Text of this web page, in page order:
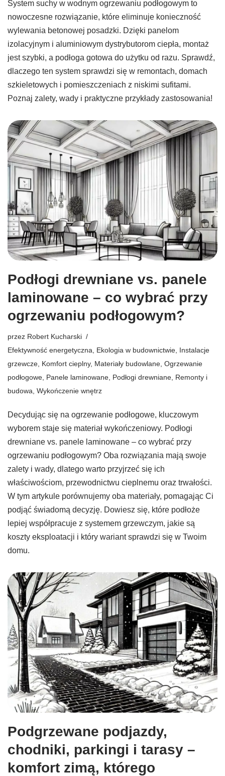
System suchy w wodnym ogrzewaniu podłogowym to
nowoczesne rozwiązanie, które eliminuje konieczność
wylewania betonowej posadzki. Dzięki panelom
izolacyjnym i aluminiowym dystrybutorom ciepła, montaż
jest szybki, a podłoga gotowa do użytku od razu. Sprawdź,
dlaczego ten system sprawdzi się w remontach, domach
szkieletowych i pomieszczeniach z niskimi sufitami.
Poznaj zalety, wady i praktyczne przykłady zastosowania!
Podłogi drewniane vs. panele
laminowane – co wybrać przy
ogrzewaniu podłogowym?
przez Robert Kucharski
Efektywność energetyczna
Ekologia w budownictwie Instalacje
grzewcze Komfort cieplny, Materiały budowlane Ogrzewanie
podłogowe Panele laminowane Podłogi drewniane Remonty i
budowa Wykończenie wnętrz
Decydując się na ogrzewanie podłogowe, kluczowym
wyborem staje się materiał wykończeniowy. Podłogi
drewniane vs. panele laminowane – co wybrać przy
ogrzewaniu podłogowym? Oba rozwiązania mają swoje
zalety i wady, dlatego warto przyjrzeć się ich
właściwościom, przewodnictwu cieplnemu oraz trwałości.
W tym artykule porównujemy oba materiały, pomagając Ci
podjąć świadomą decyzję. Dowiesz się, które podłoże
lepiej współpracuje z systemem grzewczym, jakie są
koszty eksploatacji i który wariant sprawdzi się w Twoim
domu.
Podgrzewane podjazdy,
chodniki, parkingi i tarasy –
komfort zimą, którego